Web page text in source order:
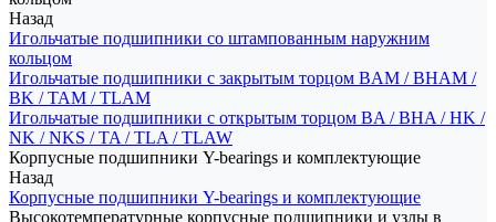
Назад
Игольчатые подшипники со штампованным наружним
кольцом
Игольчатые подшипники с закрытым торцом BAM / BHAM /
BK / TAM / TLAM
Игольчатые подшипники с открытым торцом BA / BHA / HK /
NK / NKS / TA / TLA / TLAW
Корпусные подшипники Y-bearings и комплектующие
Назад
Корпусные подшипники Y-bearings и комплектующие
Высокотемпературные корпусные подшипники и узлы в